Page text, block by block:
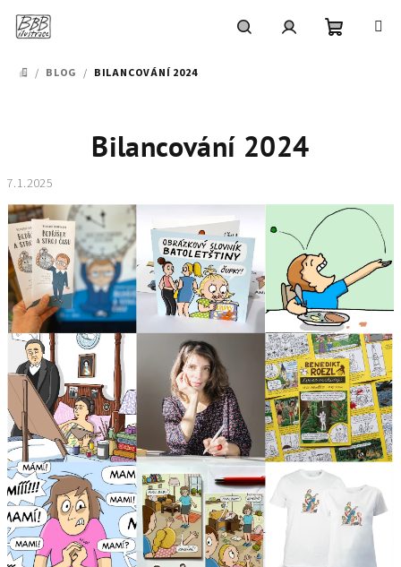
obsah
DOMŮ
/ BLOG / BILANCOVÁNÍ 2024
Bilancování 2024
7.1.2025